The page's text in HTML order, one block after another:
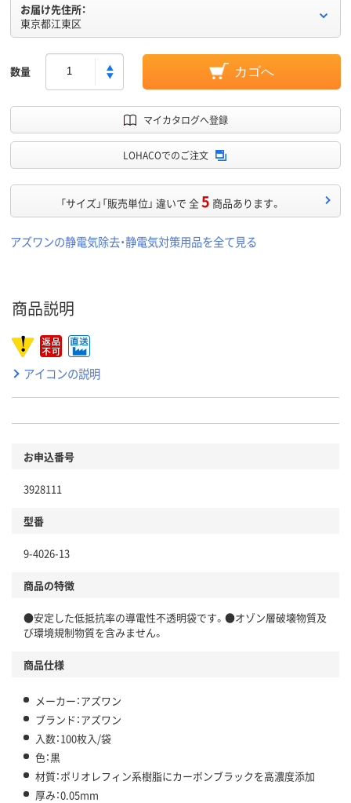
お届け先住所：
東京都江東区
数量 カゴへ
マイカタログへ登録
LOHACOでのご注文
「サイズ」「販売単位」 違いで 全5 商品あります。
アズワンの静電気除去・静電気対策用品を全て見る
商品説明
アイコンの説明
お申込番号
3928111
型番
9-4026-13
商品の特徴
●安定した低抵抗率の導電性不透明袋です。●オゾン層破壊物質及
び環境規制物質を含みません。
商品仕様
メーカー：アズワン
ブランド：アズワン
入数：100枚入/袋
色：黒
材質：ポリオレフィン系樹脂にカーボンブラックを高濃度添加
厚み：0.05mm